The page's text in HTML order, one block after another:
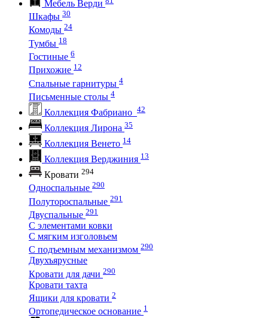
Мебель Верди
Шкафы 30
Комоды 24
Тумбы 18
Гостиные 6
Прихожие 12
Спальные гарнитуры 4
Письменные столы 4
Коллекция Фабриано 42
Коллекция Лирона 35
Коллекция Венето 14
Коллекция Верджиния 13
Кровати 294
Односпальные 290
Полутороспальные 291
Двуспальные 291
С элементами ковки
С мягким изголовьем
С подъемным механизмом 290
Двухъярусные
Кровати для дачи 290
Кровати тахта
Ящики для кровати 2
Ортопедическое основание 1